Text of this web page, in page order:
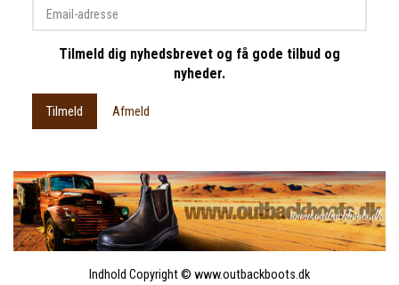
adresse
Tilmeld dig nyhedsbrevet og få gode tilbud og
nyheder.
Tilmeld Afmeld
Indhold Copyright © www.outbackboots.dk